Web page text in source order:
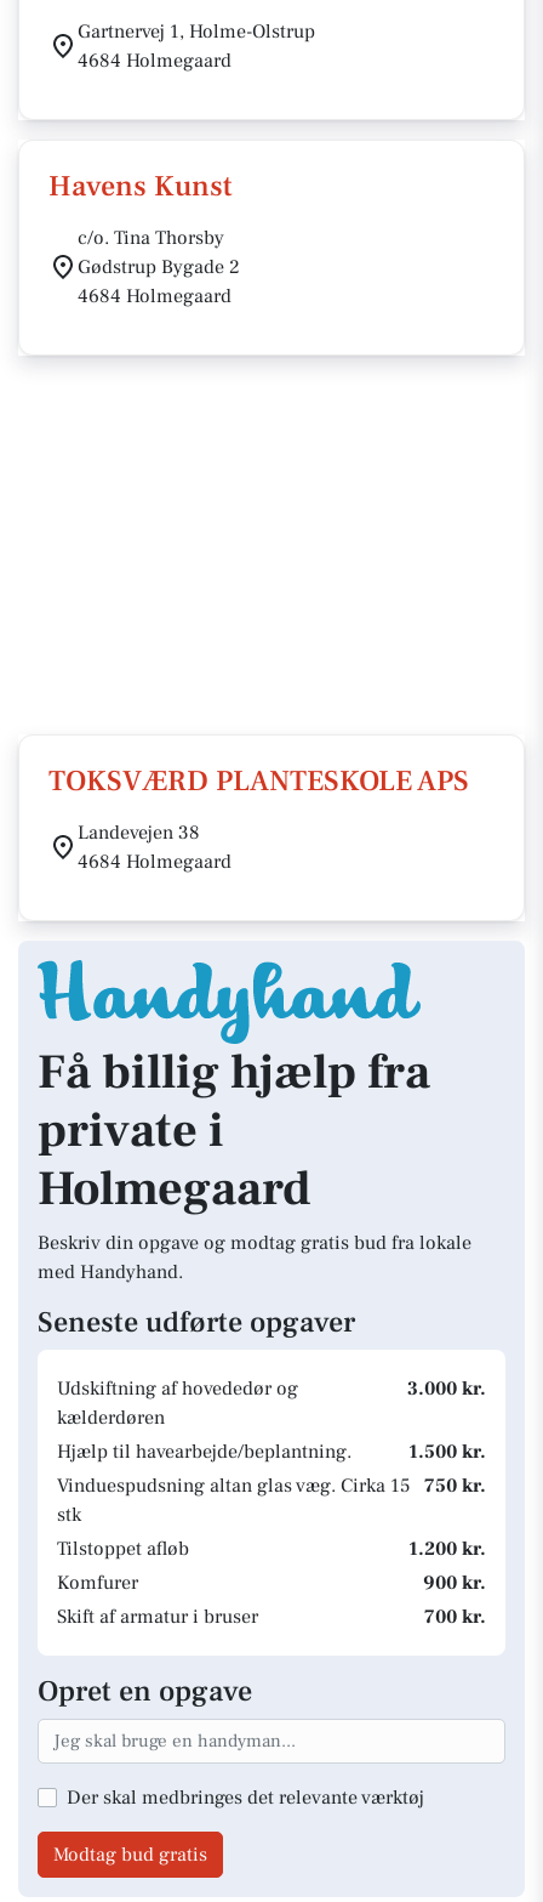
Gartnervej 1, Holme-Olstrup
4684 Holmegaard
Havens Kunst
c/o. Tina Thorsby
Gødstrup Bygade 2
4684 Holmegaard
TOKSVÆRD PLANTESKOLE APS
Landevejen 38
4684 Holmegaard
Få billig hjælp fra
private i
Holmegaard
Beskriv din opgave og modtag gratis bud fra lokale
med Handyhand.
Seneste udførte opgaver
Udskiftning af hovededør og
kælderdøren
3.000 kr.
Hjælp til havearbejde/beplantning.
1.500 kr.
Vinduespudsning altan glas væg. Cirka 15
stk
750 kr.
Tilstoppet afløb
1.200 kr.
Komfurer
900 kr.
Skift af armatur i bruser
700 kr.
Opret en opgave
Der skal medbringes det relevante værktøj
Modtag bud gratis